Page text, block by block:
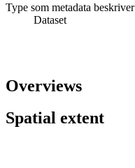
Type som metadata beskriver
Dataset
Overviews
Spatial extent